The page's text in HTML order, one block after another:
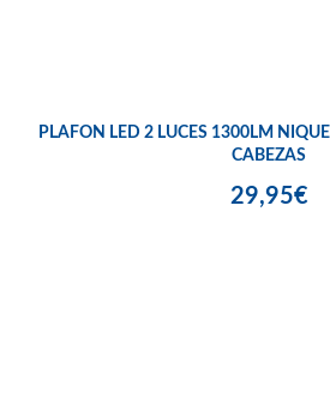
PLAFON LED 2 LUCES 1300LM
CABEZAS
29,95€